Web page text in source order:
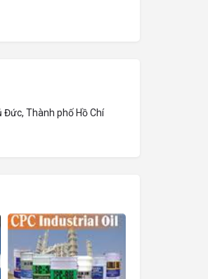
Đức, Thành phố Hồ Chí